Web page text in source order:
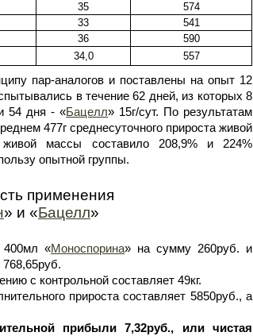
35
574
33
541
36
590
34,0 557
пар-аналогов и поставлены на опыт 12
в течение 62 дней, из которых 8
54 дня - «Бацелл» 15г/сут. По результатам
477г среднесуточного прироста живой
массы составило 208,9% и 224%
опытной группы.
применения
» и «Бацелл»
400мл «Моноспорина» на сумму 260руб. и
с контрольной составляет 49кг.
прироста составляет 5850руб., а
прибыли 7,32руб., или чистая